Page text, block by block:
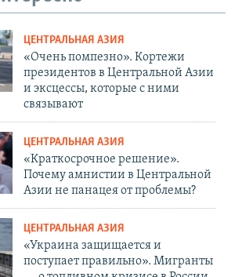
ЦЕНТРАЛЬНАЯ АЗИЯ
«Очень помпезно». Кортежи
президентов в Центральной Азии
и эксцессы, которые с ними
связывают
ЦЕНТРАЛЬНАЯ АЗИЯ
«Краткосрочное решение».
Почему амнистии в Центральной
Азии не панацея от проблемы?
ЦЕНТРАЛЬНАЯ АЗИЯ
«Украина защищается и
поступает правильно». Мигранты